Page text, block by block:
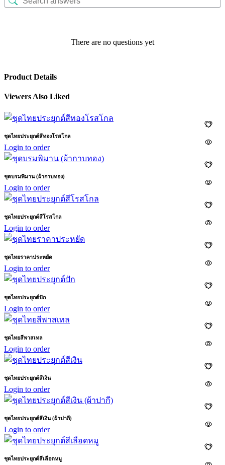
There are no questions yet
Product Details
Viewers Also Liked
ชุดไทยประยุกต์สีทองโรสโกล
Login to order
ชุดบรมพิมาน (ผ้ากาบทอง)
Login to order
ชุดไทยประยุกต์สีโรสโกล
Login to order
ชุดไทยราคาประหยัด
Login to order
ชุดไทยประยุกต์ปัก
Login to order
ชุดไทยสีพาสเทล
Login to order
ชุดไทยประยุกต์สีเงิน
Login to order
ชุดไทยประยุกต์สีเงิน (ผ้าปากี)
Login to order
ชุดไทยประยุกต์สีเลือดหมู